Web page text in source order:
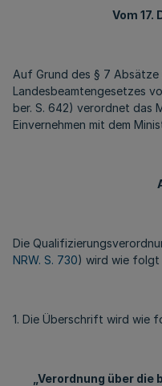
Vom 17.
Auf Grund des § 7 Absätze
Landesbeamtengesetzes
ber. S. 642) verordnet das
Einvernehmen mit dem
Die
NRW. S. 730) wird wie folgt
1. Die Überschrift wird wie
„Verordnung über